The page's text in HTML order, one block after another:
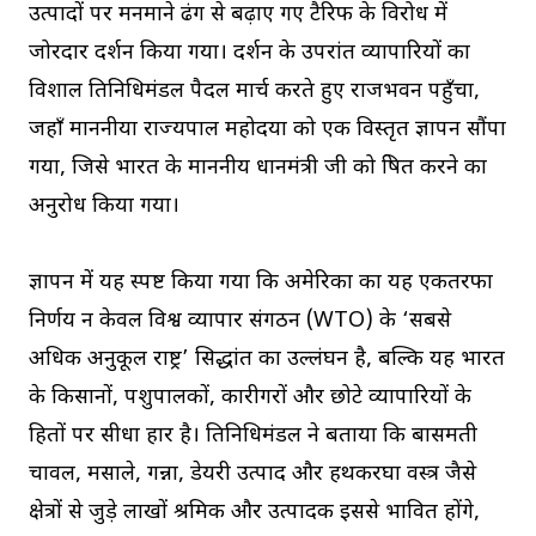
उत्पादों पर मनमाने ढंग से बढ़ाए गए टैरिफ के विरोध में
जोरदार प्रदर्शन किया गया। प्रदर्शन के उपरांत व्यापारियों का
विशाल प्रतिनिधिमंडल पैदल मार्च करते हुए राजभवन पहुँचा,
जहाँ माननीया राज्यपाल महोदया को एक विस्तृत ज्ञापन सौंपा
गया, जिसे भारत के माननीय प्रधानमंत्री जी को प्रेषित करने का
अनुरोध किया गया।
ज्ञापन में यह स्पष्ट किया गया कि अमेरिका का यह एकतरफा
निर्णय न केवल विश्व व्यापार संगठन (WTO) के ‘सबसे
अधिक अनुकूल राष्ट्र’ सिद्धांत का उल्लंघन है, बल्कि यह भारत
के किसानों, पशुपालकों, कारीगरों और छोटे व्यापारियों के
हितों पर सीधा प्रहार है। प्रतिनिधिमंडल ने बताया कि बासमती
चावल, मसाले, गन्ना, डेयरी उत्पाद और हथकरघा वस्त्र जैसे
क्षेत्रों से जुड़े लाखों श्रमिक और उत्पादक इससे प्रभावित होंगे,